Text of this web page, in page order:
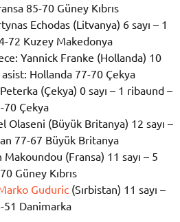
85-70 Güney Kıbrıs
Echodas (Litvanya) 6 sayı – 1
72 Kuzey Makedonya
Yannick Franke (Hollanda) 10
Hollanda 77-70 Çekya
(Çekya) 0 sayı – 1 ribaund –
70 Çekya
Olaseni (Büyük Britanya) 12 sayı –
77-67 Büyük Britanya
(Fransa) 11 sayı – 5
Güney Kıbrıs
Guduric (Sırbistan) 11 sayı –
51 Danimarka